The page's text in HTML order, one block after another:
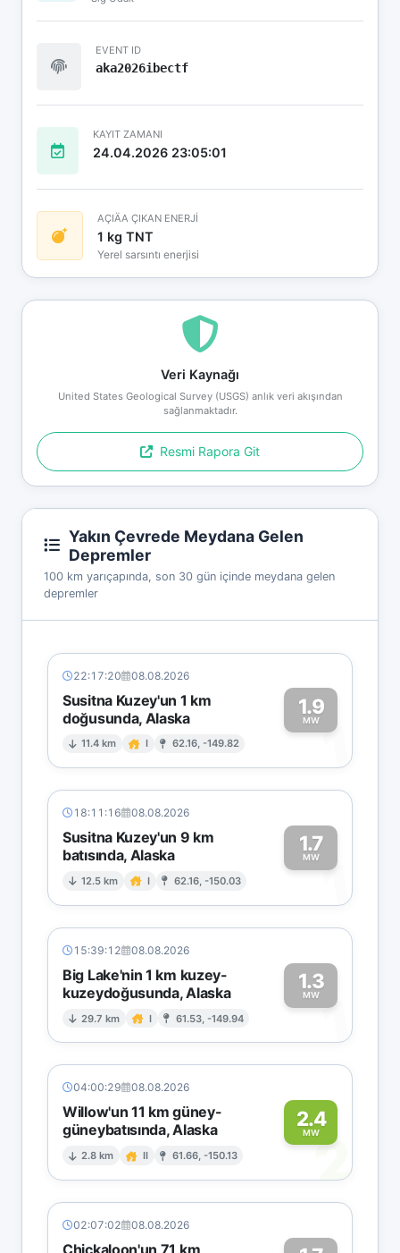
EVENT ID
aka2026ibectf
KAYIT ZAMANI
24.04.2026 23:05:01
AÇIÄA ÇIKAN ENERJİ
1 kg TNT
Yerel sarsıntı enerjisi
Veri Kaynağı
United States Geological Survey (USGS) anlık veri akışından
sağlanmaktadır.
Resmi Rapora Git
Yakın Çevrede Meydana Gelen
Depremler
100 km yarıçapında, son 30 gün içinde meydana gelen
depremler
22:17:20 08.08.2026
Susitna Kuzey'un 1 km
doğusunda, Alaska
11.4 km I 62.16, -149.82
1.9
MW1
18:11:16 08.08.2026
Susitna Kuzey'un 9 km
batısında, Alaska
12.5 km I 62.16, -150.03
1.7
MW1
15:39:12 08.08.2026
Big Lake'nin 1 km kuzey-
kuzeydoğusunda, Alaska
29.7 km I 61.53, -149.94
1.3
MW1
04:00:29 08.08.2026
Willow'un 11 km güney-
güneybatısında, Alaska
2.8 km II 61.66, -150.13
2.4
MW2
02:07:02 08.08.2026
Chickaloon'un 71 km